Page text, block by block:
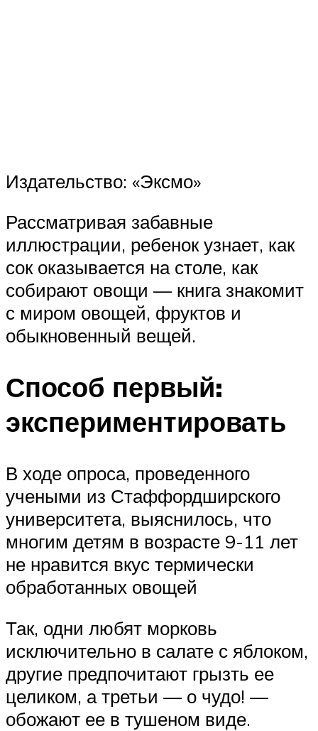
Издательство: «Эксмо»
Рассматривая забавные
иллюстрации, ребенок узнает, как
сок оказывается на столе, как
собирают овощи — книга знакомит
с миром овощей, фруктов и
обыкновенный вещей.
Способ первый:
экспериментировать
В ходе опроса, проведенного
учеными из Стаффордширского
университета, выяснилось, что
многим детям в возрасте 9-11 лет
не нравится вкус термически
обработанных овощей
Так, одни любят морковь
исключительно в салате с яблоком,
другие предпочитают грызть ее
целиком, а третьи — о чудо! —
обожают ее в тушеном виде.